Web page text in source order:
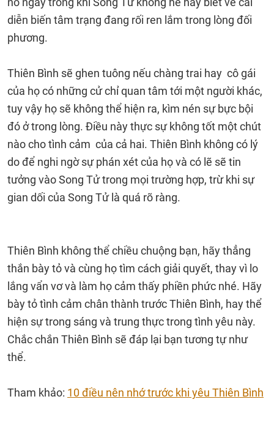
diễn biến tâm trạng đang rối ren lắm trong lòng đối
phương.
Thiên Bình sẽ ghen tuông nếu chàng trai hay cô gái
của họ có những cử chỉ quan tâm tới một người khác,
tuy vậy họ sẽ không thể hiện ra, kìm nén sự bực bội
đó ở trong lòng. Điều này thực sự không tốt một chút
nào cho tình cảm của cả hai. Thiên Bình không có lý
do để nghi ngờ sự phán xét của họ và có lẽ sẽ tin
tưởng vào Song Tử trong mọi trường hợp, trừ khi sự
gian dối của Song Tử là quá rõ ràng.
Thiên Bình không thể chiều chuộng bạn, hãy thẳng
thắn bày tỏ và cùng họ tìm cách giải quyết, thay vì lo
lắng vẩn vơ và làm họ cảm thấy phiền phức nhé. Hãy
bày tỏ tình cảm chân thành trước Thiên Bình, hay thể
hiện sự trong sáng và trung thực trong tình yêu này.
Chắc chắn Thiên Bình sẽ đáp lại bạn tương tự như
thể.
Tham khảo: 10 điều nên nhớ trước khi yêu Thiên Bình